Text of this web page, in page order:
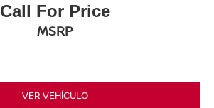
Call For Price
MSRP
VER VEHÍCULO